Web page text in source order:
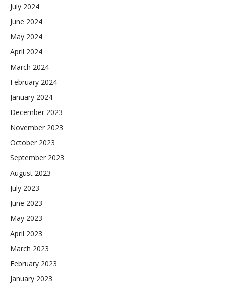
July 2024
June 2024
May 2024
April 2024
March 2024
February 2024
January 2024
December 2023
November 2023
October 2023
September 2023
August 2023
July 2023
June 2023
May 2023
April 2023
March 2023
February 2023
January 2023